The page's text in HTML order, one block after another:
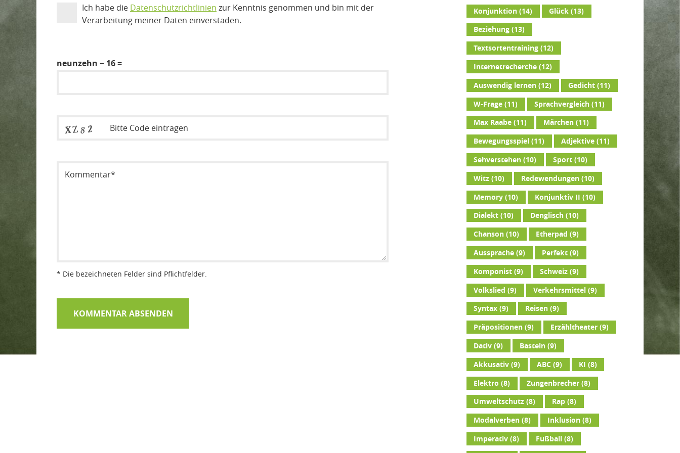
Ich habe die Datenschutzrichtlinien zur Kenntnis genommen und bin mit der
Verarbeitung meiner Daten einverstaden.
neunzehn − 16 =
* Die bezeichneten Felder sind Pflichtfelder.
Konjunktion (14) Glück (13)
Beziehung (13)
Textsortentraining (12)
Internetrecherche (12)
Auswendig lernen (12) Gedicht (11)
W-Frage (11) Sprachvergleich (11)
Max Raabe (11) Märchen (11)
Bewegungsspiel (11) Adjektive (11)
Sehverstehen (10) Sport (10)
Witz (10) Redewendungen (10)
Memory (10) Konjunktiv II (10)
Dialekt (10) Denglisch (10)
Chanson (10) Etherpad (9)
Aussprache (9) Perfekt (9)
Komponist (9) Schweiz (9)
Volkslied (9) Verkehrsmittel (9)
Syntax (9) Reisen (9)
Präpositionen (9) Erzähltheater (9)
Dativ (9) Basteln (9)
Akkusativ (9) ABC (9) KI (8)
Elektro (8) Zungenbrecher (8)
Umweltschutz (8) Rap (8)
Modalverben (8) Inklusion (8)
Imperativ (8) Fußball (8)